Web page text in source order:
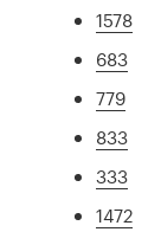
1578
683
779
833
333
1472